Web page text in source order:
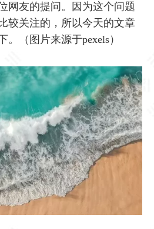
网友的提问。因为这个问题
较关注的，所以今天的文章
（图片来源于pexels）